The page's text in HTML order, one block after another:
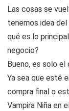
Las cosas se
tenemos idea del
qué es lo
negocio?
Bueno, es solo
Ya sea que esté
compra final o
Vampira Niña en